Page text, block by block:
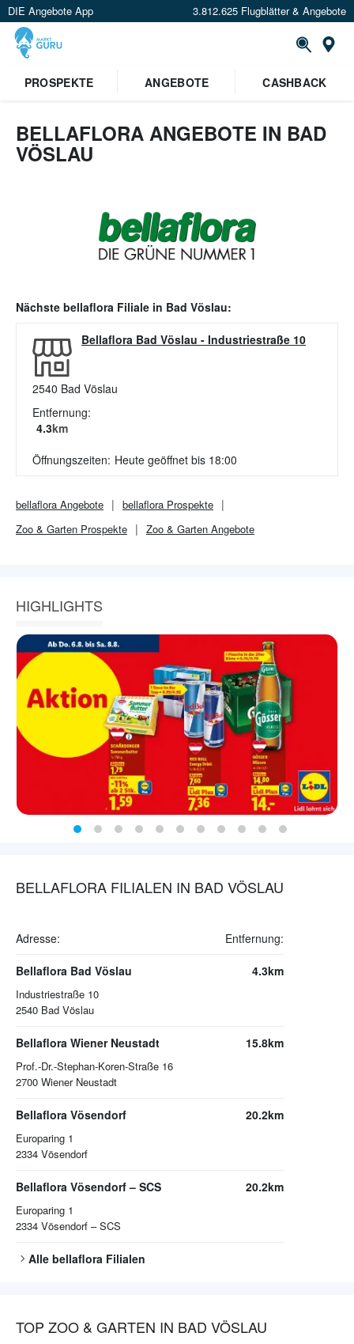
DIE Angebote App 3.812.625 Flugblätter & Angebote
PROSPEKTE
ANGEBOTE CASHBACK
BELLAFLORA ANGEBOTE IN BAD
VÖSLAU
Nächste bellaflora Filiale in Bad Vöslau:
Bellaflora Bad Vöslau - Industriestraße 10
2540 Bad Vöslau
Entfernung:
4.3km
Öffnungszeiten: Heute geöffnet bis 18:00
bellaflora Angebote bellaflora Prospekte
Zoo & Garten Prospekte Zoo & Garten Angebote
HIGHLIGHTS
BELLAFLORA FILIALEN IN BAD VÖSLAU
Adresse: Entfernung:
Bellaflora Bad Vöslau
Industriestraße 10
2540 Bad Vöslau
4.3km
Bellaflora Wiener Neustadt
Prof.-Dr.-Stephan-Koren-Straße 16
2700 Wiener Neustadt
15.8km
Bellaflora Vösendorf
Europaring 1
2334 Vösendorf
20.2km
Bellaflora Vösendorf – SCS
Europaring 1
2334 Vösendorf – SCS
20.2km
Alle bellaflora Filialen
TOP ZOO & GARTEN IN BAD VÖSLAU